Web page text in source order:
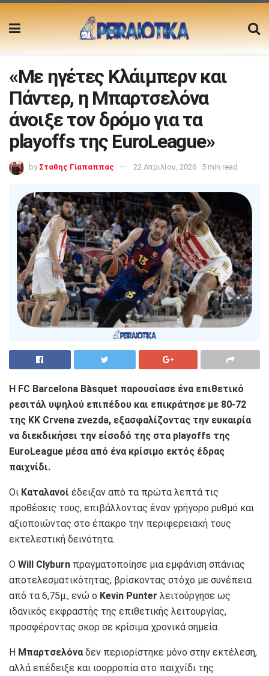
«Με ηγέτες Κλάιμπερν και
Πάντερ, η Μπαρτσελόνα
άνοιξε τον δρόμο για τα
playoffs της EuroLeague»
by Σταθης Γίαπαππας 22 Απριλίου, 2026 5 min read
Η FC Barcelona Bàsquet παρουσίασε ένα επιθετικό
ρεσιτάλ υψηλού επιπέδου και επικράτησε με 80-72
της KK Crvena zvezda, εξασφαλίζοντας την ευκαιρία
να διεκδικήσει την είσοδό της στα playoffs της
EuroLeague μέσα από ένα κρίσιμο εκτός έδρας
παιχνίδι.
Οι Καταλανοί έδειξαν από τα πρώτα λεπτά τις
προθέσεις τους, επιβάλλοντας έναν γρήγορο ρυθμό και
αξιοποιώντας στο έπακρο την περιφερειακή τους
εκτελεστική δεινότητα.
Ο Will Clyburn πραγματοποίησε μια εμφάνιση σπάνιας
αποτελεσματικότητας, βρίσκοντας στόχο με συνέπεια
από τα 6,75μ., ενώ ο Kevin Punter λειτούργησε ως
ιδανικός εκφραστής της επιθετικής λειτουργίας,
προσφέροντας σκορ σε κρίσιμα χρονικά σημεία.
Η Μπαρτσελόνα δεν περιορίστηκε μόνο στην εκτέλεση,
αλλά επέδειξε και ισορροπία στο παιχνίδι της.